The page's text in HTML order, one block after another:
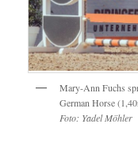
Mary-Ann Fuchs
German Horse
Foto: Yadel Möhler